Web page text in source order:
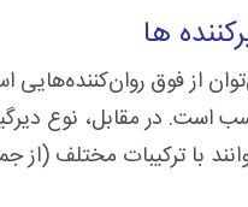
ها
از فوق روان‌کننده‌هایی
است. در مقابل، نوع
با ترکیبات مختلف (از